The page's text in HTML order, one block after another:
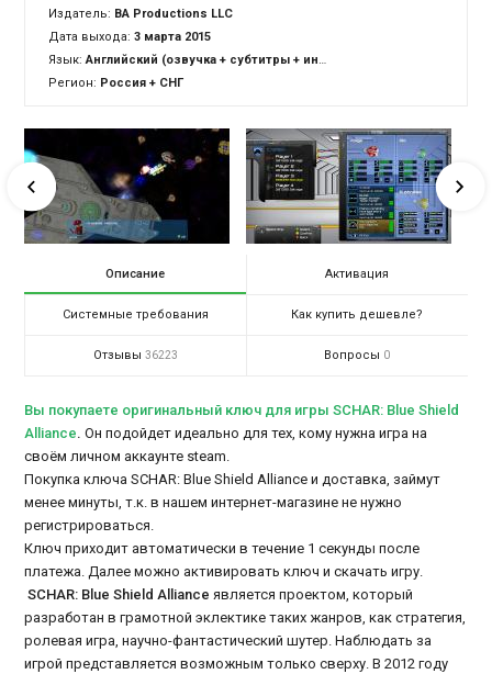
Издатель: BA Productions LLC
Дата выхода: 3 марта 2015
Язык:Английский (озвучка + субтитры + интерфейс)
Регион: Россия + СНГ
Описание Активация
Системные требования Как купить дешевле?
Отзывы 36223 Вопросы 0
Вы покупаете оригинальный ключ для игры SCHAR: Blue Shield
Alliance. Он подойдет идеально для тех, кому нужна игра на
своём личном аккаунте steam.
Покупка ключа SCHAR: Blue Shield Alliance и доставка, займут
менее минуты, т.к. в нашем интернет-магазине не нужно
регистрироваться.
Ключ приходит автоматически в течение 1 секунды после
платежа. Далее можно активировать ключ и скачать игру.
SCHAR: Blue Shield Allianceявляется проектом, который
разработан в грамотной эклектике таких жанров, как стратегия,
ролевая игра, научно-фантастический шутер. Наблюдать за
игрой представляется возможным только сверху. В 2012 году